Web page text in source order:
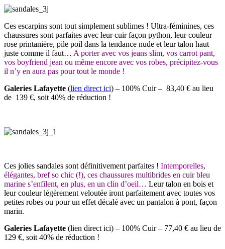
Ces escarpins sont tout simplement sublimes ! Ultra-féminines, ces
chaussures sont parfaites avec leur cuir façon python, leur couleur
rose printanière, pile poil dans la tendance nude et leur talon haut
juste comme il faut… A porter avec vos jeans slim, vos carrot pant,
vos boyfriend jean ou même encore avec vos robes, précipitez-vous
il n’y en aura pas pour tout le monde !
Galeries Lafayette (lien direct ici) – 100% Cuir – 83,40 € au lieu
de 139 €, soit 40% de réduction !
Ces jolies sandales sont définitivement parfaites ! Intemporelles,
élégantes, bref so chic (!), ces chaussures multibrides en cuir bleu
marine s’enfilent, en plus, en un clin d’oeil… Leur talon en bois et
leur couleur légèrement veloutée iront parfaitement avec toutes vos
petites robes ou pour un effet décalé avec un pantalon à pont, façon
marin.
Galeries Lafayette (lien direct ici) – 100% Cuir – 77,40 € au lieu de
129 €, soit 40% de réduction !